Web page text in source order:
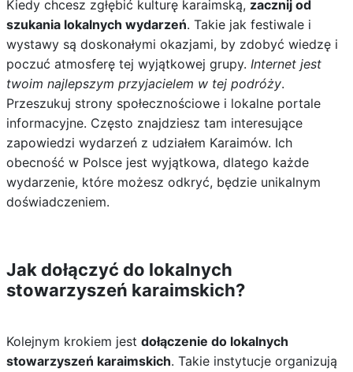
Kiedy chcesz zgłębić kulturę karaimską, zacznij od
szukania lokalnych wydarzeń. Takie jak festiwale i
wystawy są doskonałymi okazjami, by zdobyć wiedzę i
poczuć atmosferę tej wyjątkowej grupy. Internet jest
twoim najlepszym przyjacielem w tej podróży.
Przeszukuj strony społecznościowe i lokalne portale
informacyjne. Często znajdziesz tam interesujące
zapowiedzi wydarzeń z udziałem Karaimów. Ich
obecność w Polsce jest wyjątkowa, dlatego każde
wydarzenie, które możesz odkryć, będzie unikalnym
doświadczeniem.
Jak dołączyć do lokalnych
stowarzyszeń karaimskich?
Kolejnym krokiem jest dołączenie do lokalnych
stowarzyszeń karaimskich. Takie instytucje organizują